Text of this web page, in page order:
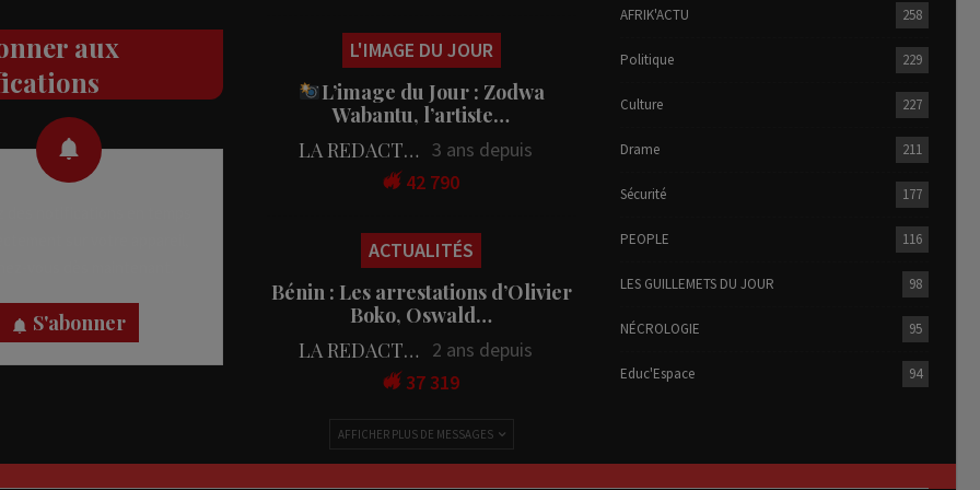
aux
S'abonner
L'IMAGE DU JOUR
L’image du Jour : Zodwa
Wabantu, l’artiste…
LA REDACTION 3 ans depuis
42 790
ACTUALITÉS
Bénin : Les arrestations d’Olivier
Boko, Oswald…
LA REDACTION
2 ans depuis
37 319
AFFICHER PLUS DE MESSAGES
AFRIK'ACTU 258
Politique 229
Culture 227
Drame 211
Sécurité 177
PEOPLE 116
LES GUILLEMETS DU JOUR 98
NÉCROLOGIE 95
Educ'Espace 94